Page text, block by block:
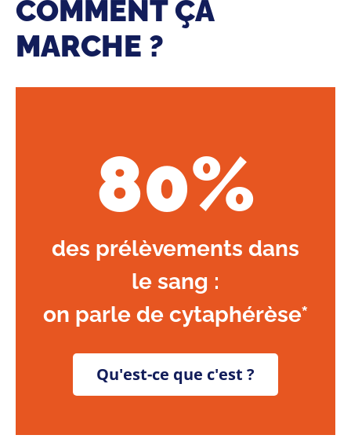
COMMENT ÇA
MARCHE ?
80%
des prélèvements dans
le sang :
on parle de cytaphérèse*
Qu'est-ce que c'est ?